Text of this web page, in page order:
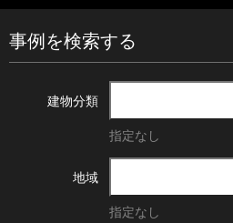
事例を検索する
建物分類
指定なし
地域
指定なし